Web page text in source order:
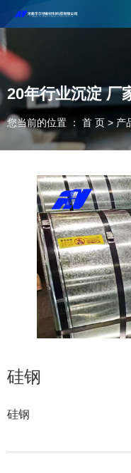
河南丰尔彻新材料科技有限
20年行业沉淀 厂
您当前的位置 ： 首 页 > 产
硅钢
硅钢